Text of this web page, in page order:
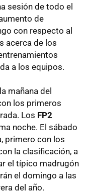
sesión de todo el
de
con respecto al
acerca de los
a los equipos.
mañana del
los primeros
Los FP2
noche. El sábado
primero con los
la clasificación, a
el típico madrugón
el domingo a las
del año.